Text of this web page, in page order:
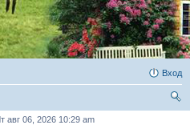
Вход
авг 06, 2026 10:29 am